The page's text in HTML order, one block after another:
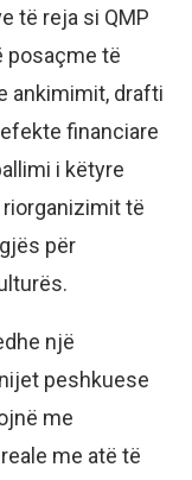
të reja si QMP
posaçme të
ankimimit, drafti
financiare
i këtyre
të
për
një
peshkuese
me
me atë të